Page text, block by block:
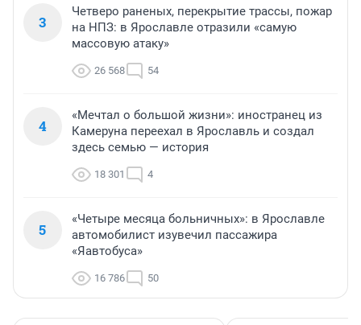
3
Четверо раненых, перекрытие трассы, пожар
на НПЗ: в Ярославле отразили «самую
массовую атаку»
26 568 54
4
«Мечтал о большой жизни»: иностранец из
Камеруна переехал в Ярославль и создал
здесь семью — история
18 301 4
5
«Четыре месяца больничных»: в Ярославле
автомобилист изувечил пассажира
«Яавтобуса»
16 786 50